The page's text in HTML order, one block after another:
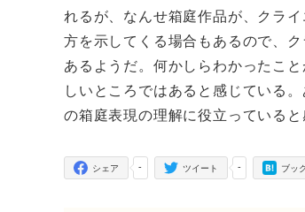
れるが、なんせ箱庭作品が、クラ
方を示してくる場合もあるので、
あるようだ。何かしらわかったこ
しいところではあると感じている
の箱庭表現の理解に役立っている
-
シェア -
ツイート ブッ